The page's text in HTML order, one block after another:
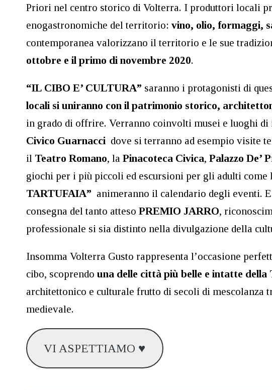
Priori nel centro storico di Volterra. I produttori locali
enogastronomiche del territorio: vino, olio, formaggi,
contemporanea valorizzano il territorio e le sue
ottobre e il primo di novembre 2020.
“IL CIBO E’ CULTURA” saranno i protagonisti di
locali si uniranno con il patrimonio storico,
in grado di offrire. Verranno coinvolti musei e luoghi di
Civico Guarnacci dove si terranno ad esempio visite
il Teatro Romano, la Pinacoteca Civica, Palazzo De’
giochi per i più piccoli ed escursioni per gli adulti come
TARTUFAIA” animeranno il calendario degli eventi.
consegna del tanto atteso PREMIO JARRO,
professionale si sia distinto nella divulgazione della
Insomma Volterra Gusto rappresenta l’occasione
cibo, scoprendo una delle città più belle e intatte della
architettonico e culturale frutto di secoli di mescolanza
medievale.
VI ASPETTIAMO ♥